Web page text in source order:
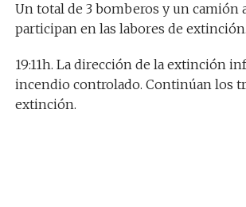
Un total de 3 bomberos y un camión
participan en las labores de extinción.
19:11h. La dirección de la extinción
incendio controlado. Continúan los
extinción.